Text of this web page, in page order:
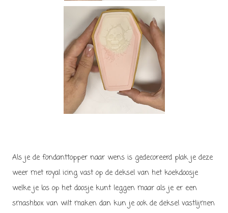
Als je de fondanttopper naar wens is gedecoreerd plak je deze
weer met royal icing vast op de deksel van het koekdoosje
welke je los op het doosje kunt leggen maar als je er een
smashbox van wilt maken dan kun je ook de deksel vastlijmen